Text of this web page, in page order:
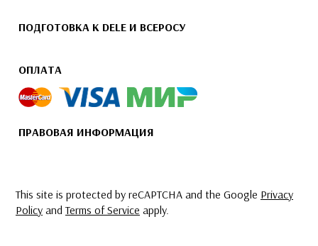
ПОДГОТОВКА К DELE И ВСЕРОСУ
ОПЛАТА
ПРАВОВАЯ ИНФОРМАЦИЯ
This site is protected by reCAPTCHA and the Google Privacy
Policy andTerms of Service apply.